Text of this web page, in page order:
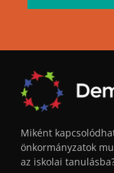
Miként
önkormányzatok
az iskolai